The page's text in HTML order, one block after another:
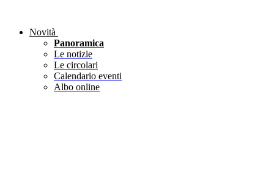
Novità
Panoramica
Le notizie
Le circolari
Calendario eventi
Albo online